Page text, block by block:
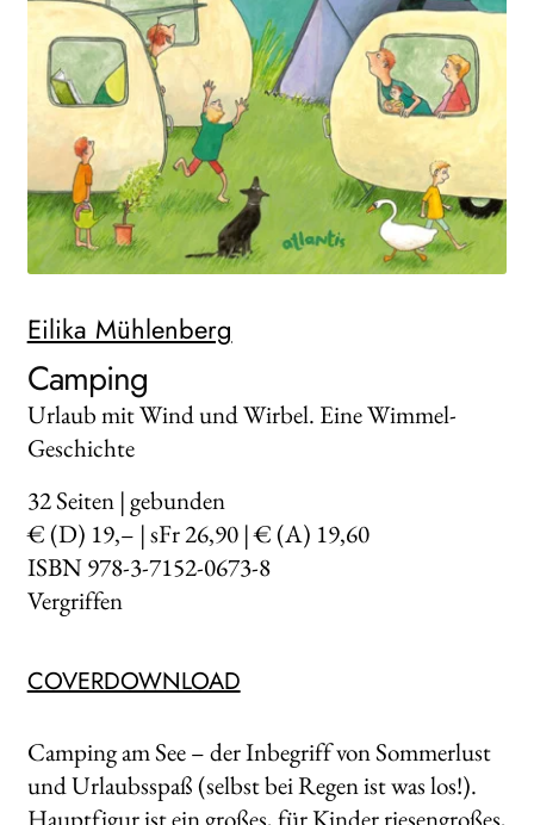
WEITERE VERLAGE
Search:
Eilika Mühlenberg
Camping
Urlaub mit Wind und Wirbel. Eine Wimmel-
Geschichte
32Seiten | gebunden
€ (D) 19,– | sFr 26,90 | € (A) 19,60
ISBN 978-3-7152-0673-8
Vergriffen
COVERDOWNLOAD
Camping am See – der Inbegriff von Sommerlust
und Urlaubsspaß (selbst bei Regen ist was los!).
Hauptfigur ist ein großes, für Kinder riesengroßes,